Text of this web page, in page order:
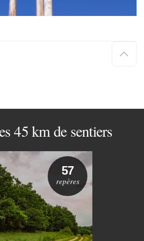
de
45 km de sentiers
57
repères